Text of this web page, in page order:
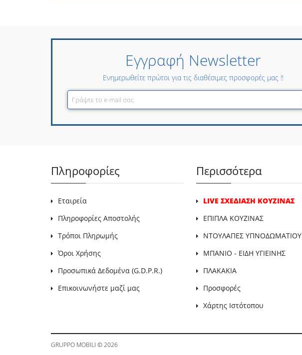
Εγγραφή Newsletter
Ενημερωθείτε πρώτοι για τις διαθέσιμες προσφορές μας !!
Πληροφορίες
Εταιρεία
Πληροφορίες Αποστολής
Τρόποι Πληρωμής
Όροι Χρήσης
Προσωπικά Δεδομένα (G.D.P.R.)
Επικοινωνήστε μαζί μας
Περισσότερα
LIVE ΣΧΕΔΙΑΣΗ ΚΟΥΖΙΝΑΣ
ΕΠΙΠΛΑ ΚΟΥΖΙΝΑΣ
ΝΤΟΥΛΑΠΕΣ ΥΠΝΟΔΩΜΑΤΙΟΥ
ΜΠΑΝΙΟ - ΕΙΔΗ ΥΓΙΕΙΝΗΣ
ΠΛΑΚΑΚΙΑ
Προσφορές
Χάρτης Ιστότοπου
GRUPPO MOBILI © 2026